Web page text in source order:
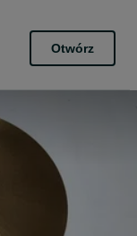
Otwórz